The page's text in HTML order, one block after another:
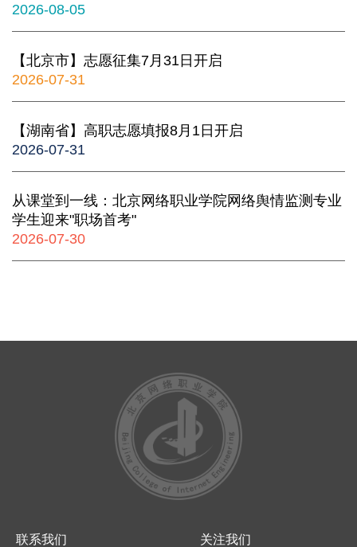
2026-08-05
【北京市】志愿征集7月31日开启
2026-07-31
【湖南省】高职志愿填报8月1日开启
2026-07-31
从课堂到一线：北京网络职业学院网络舆情监测专业
学生迎来"职场首考"
2026-07-30
联系我们 关注我们